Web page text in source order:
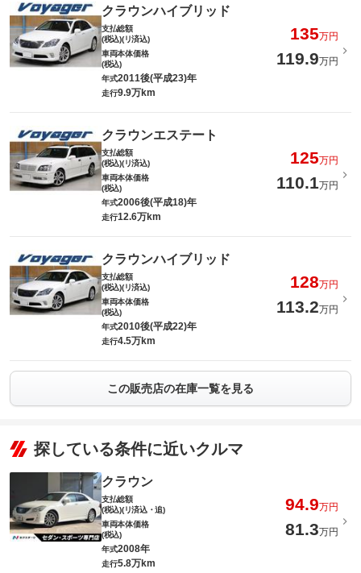
クラウンハイブリッド
支払総額
(税込)(リ済込)
135万円
車両本体価格
(税込)
119.9万円
年式2011後(平成23)年
走行9.9万km
クラウンエステート
支払総額
(税込)(リ済込)
125万円
車両本体価格
(税込)
110.1万円
年式2006後(平成18)年
走行12.6万km
クラウンハイブリッド
支払総額
(税込)(リ済込)
128万円
車両本体価格
(税込)
113.2万円
年式2010後(平成22)年
走行4.5万km
この販売店の在庫一覧を見る
探している条件に近いクルマ
クラウン
支払総額
(税込)(リ済込・追)
94.9万円
車両本体価格
(税込)
81.3万円
年式2008年
走行5.8万km